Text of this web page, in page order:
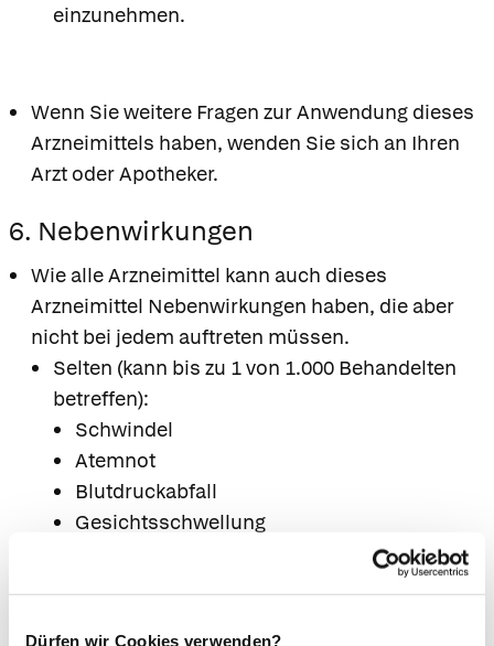
Dürfen wir Cookies verwenden?
einzunehmen.
Wenn Sie weitere Fragen zur Anwendung dieses
Arzneimittels haben, wenden Sie sich an Ihren
Arzt oder Apotheker.
6. Nebenwirkungen
Wie alle Arzneimittel kann auch dieses
Arzneimittel Nebenwirkungen haben, die aber
nicht bei jedem auftreten müssen.
Selten (kann bis zu 1 von 1.000 Behandelten
betreffen):
Schwindel
Atemnot
Blutdruckabfall
Gesichtsschwellung
Sehr selten (kann bis zu 1 von 10.000